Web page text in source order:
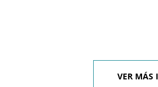
VER MÁS